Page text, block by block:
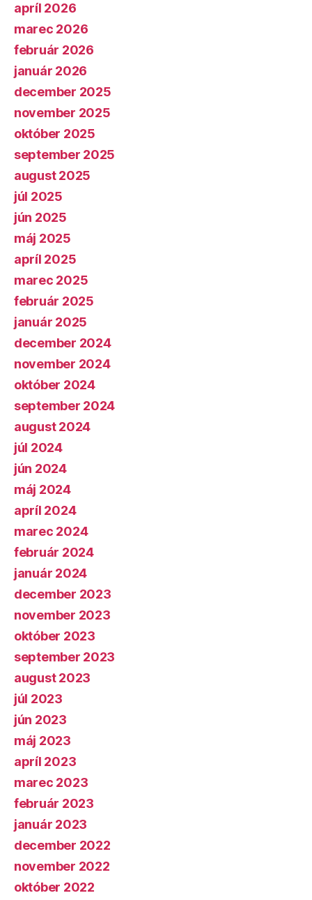
apríl 2026
marec 2026
február 2026
január 2026
december 2025
november 2025
október 2025
september 2025
august 2025
júl 2025
jún 2025
máj 2025
apríl 2025
marec 2025
február 2025
január 2025
december 2024
november 2024
október 2024
september 2024
august 2024
júl 2024
jún 2024
máj 2024
apríl 2024
marec 2024
február 2024
január 2024
december 2023
november 2023
október 2023
september 2023
august 2023
júl 2023
jún 2023
máj 2023
apríl 2023
marec 2023
február 2023
január 2023
december 2022
november 2022
október 2022